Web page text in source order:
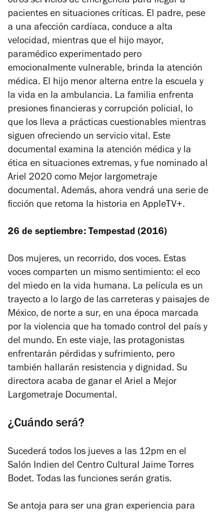
pacientes en situaciones críticas. El padre, pese
a una afección cardíaca, conduce a alta
velocidad, mientras que el hijo mayor,
paramédico experimentado pero
emocionalmente vulnerable, brinda la atención
médica. El hijo menor alterna entre la escuela y
la vida en la ambulancia. La familia enfrenta
presiones financieras y corrupción policial, lo
que los lleva a prácticas cuestionables mientras
siguen ofreciendo un servicio vital. Este
documental examina la atención médica y la
ética en situaciones extremas, y fue nominado al
Ariel 2020 como Mejor largometraje
documental. Además, ahora vendrá una serie de
ficción que retoma la historia en AppleTV+.
26 de septiembre: Tempestad (2016)
Dos mujeres, un recorrido, dos voces. Estas
voces comparten un mismo sentimiento: el eco
del miedo en la vida humana. La película es un
trayecto a lo largo de las carreteras y paisajes de
México, de norte a sur, en una época marcada
por la violencia que ha tomado control del país y
del mundo. En este viaje, las protagonistas
enfrentarán pérdidas y sufrimiento, pero
también hallarán resistencia y dignidad. Su
directora acaba de ganar el Ariel a Mejor
Largometraje Documental.
¿Cuándo será?
Sucederá todos los jueves a las 12pm en el
Salón Indien del Centro Cultural Jaime Torres
Bodet. Todas las funciones serán gratis.
Se antoja para ser una gran experiencia para